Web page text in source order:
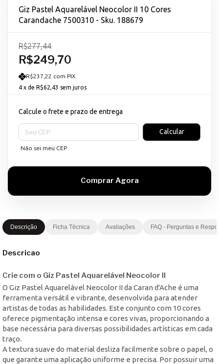
Giz Pastel Aquarelável Neocolor II 10 Cores
Carandache 7500310 - Sku. 188679
R$249,70
R$277,44
R$237,22 com PIX
4 x de R$62,43 sem juros
Calcule o frete e prazo de entrega
Entregas para o CEP:
Calcular
Não sei meu CEP
Descrição Ficha Técnica Avaliações FAQ - Perguntas e
Descricao
Crie com o Giz Pastel Aquarelável Neocolor II
O Giz Pastel Aquarelável Neocolor II da Caran d'Ache é uma
ferramenta versátil e vibrante, desenvolvida para atender
artistas de todas as habilidades. Este conjunto com 10 cores
oferece pigmentação intensa e cores vivas, proporcionando a
base necessária para diversas possibilidades artísticas em cada
traço.
A textura suave do material desliza facilmente sobre o papel, o
que garante uma aplicação uniforme e precisa. Por possuir uma